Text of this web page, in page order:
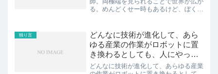
る。めんどくせー時もあるけど、ぼくの
るだけ消そう。別次元と捉えてスルーす
ればいい。なりたくない人の...
独り言
どんなに技術が進化して、あら
ゆる産業の作業がロボットに置
き換わるとしても、人にやって
ほしいこと。
どんなに技術が進化して、あらゆる産業